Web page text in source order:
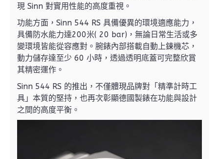
現 Sinn 對實用性能的高度重視。
功能方面，Sinn 544 RS 具備優異的環境適應能力，
具備防水能力達200米( 20 bar)，無論日常生活或多
變環境皆能從容應對。腕錶內部搭載自動上鍊機芯，
動力儲存達至少 60 小時，透過透明底蓋可完整欣賞
其精密運作。
Sinn 544 RS 的推出，不僅體現品牌對「精準計時工
具」本質的堅持，也再次彰顯德國製錶在功能與設計
之間的高度平衡。